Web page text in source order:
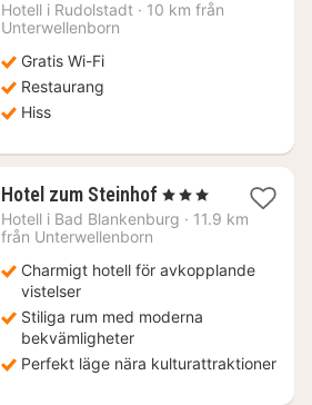
från
kr.
Hotell i Rudolstadt · 10 km från
Unterwellenborn
Gratis Wi-Fi
Restaurang
Hiss
Hotel zum Steinhof 1
natt
från
kr.
, 3 Stjärnor
Hotell i Bad Blankenburg · 11.9 km
från Unterwellenborn
Charmigt hotell för avkopplande
vistelser
Stiliga rum med moderna
bekvämligheter
Perfekt läge nära kulturattraktioner